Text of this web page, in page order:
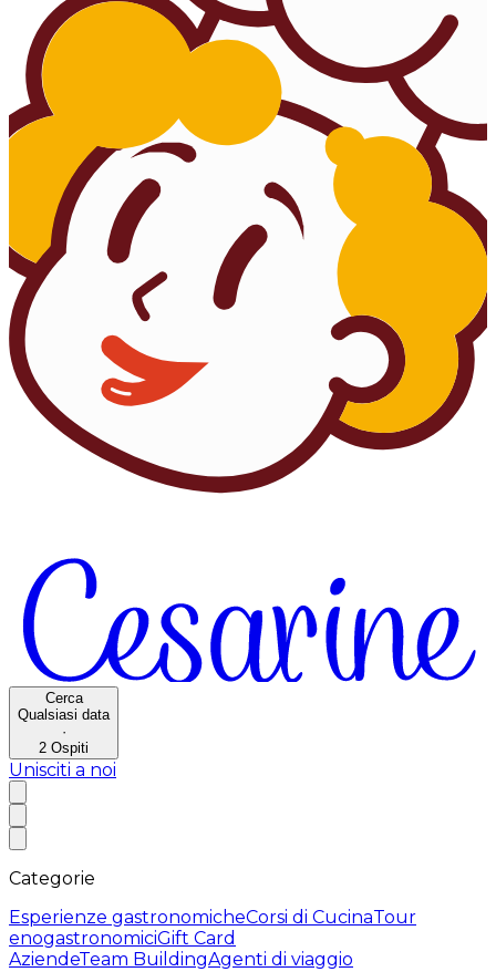
Cerca
Qualsiasi data
·
2 Ospiti
Unisciti a noi
Categorie
Esperienze gastronomicheCorsi di CucinaTour
enogastronomiciGift Card
AziendeTeam BuildingAgenti di viaggio